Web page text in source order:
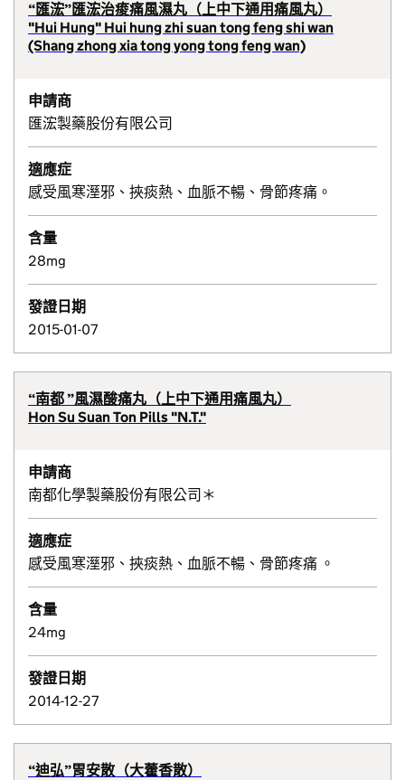
“匯浤”匯浤治痠痛風濕丸（上中下通用痛風丸）
"Hui Hung" Hui hung zhi suan tong feng shi wan
(Shang zhong xia tong yong tong feng wan)
申請商
匯浤製藥股份有限公司
適應症
感受風寒溼邪、挾痰熱、血脈不暢、骨節疼痛。
含量
28mg
發證日期
2015-01-07
“南都 ”風濕酸痛丸（上中下通用痛風丸）
Hon Su Suan Ton Pills "N.T."
申請商
南都化學製藥股份有限公司＊
適應症
感受風寒溼邪、挾痰熱、血脈不暢、骨節疼痛 。
含量
24mg
發證日期
2014-12-27
“迪弘”胃安散（大藿香散）